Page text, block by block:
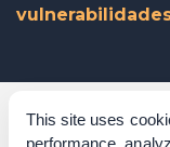
This site uses
performance,
Gobierno corporativo